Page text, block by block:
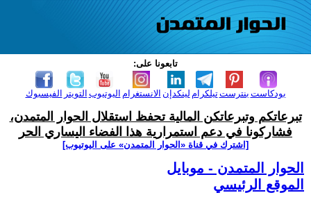
تابعونا على:
الفيسبوك التويتر اليوتيوب الانستغرام لينكدإن تيلكرامبنترست بودكاست
تبرعاتكم وتبرعاتكن المالية تحفظ استقلال الحوار المتمدن،
فشاركونا في دعم استمرارية هذا الفضاء اليساري الحر
[اشترك في قناة ‫«الحوار المتمدن» على اليوتيوب]
الحوار المتمدن - موبايل
الموقع الرئيسي